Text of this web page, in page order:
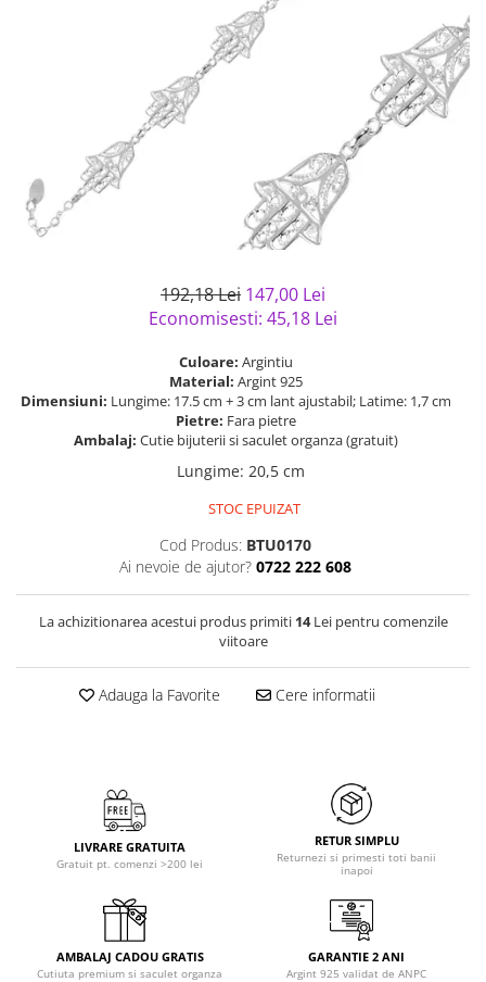
Bijuterii argint placat cu aur
Bijuterii argint cu diverse
Bijuterii argint cu murano
Bijuterii Handmade
Bijuterii fantezie
Casete si cutii de bijuterii
Bijuterii tungsten
Accesorii Piele
Solutii si lavete de curatare
192,18 Lei 147,00 Lei
Economisesti: 45,18 Lei
Culoare: Argintiu
Material: Argint 925
Dimensiuni: Lungime: 17.5 cm + 3 cm lant ajustabil; Latime: 1,7 cm
Pietre: Fara pietre
Ambalaj: Cutie bijuterii si saculet organza (gratuit)
Lungime: 20,5 cm
STOC EPUIZAT
Cod Produs: BTU0170
Ai nevoie de ajutor? 0722 222 608
La achizitionarea acestui produs primiti 14Lei pentru comenzile
viitoare
Adauga la Favorite Cere informatii
LIVRARE GRATUITA
Gratuit pt. comenzi >200 lei
RETUR SIMPLU
Returnezi si primesti toti banii
inapoi
AMBALAJ CADOU GRATIS
Cutiuta premium si saculet organza
GARANTIE 2 ANI
Argint 925 validat de ANPC